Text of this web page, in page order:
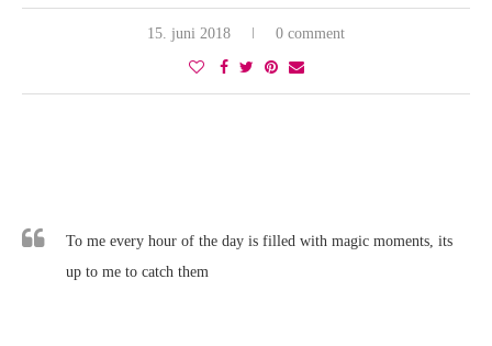
15. juni 2018 0 comment
To me every hour of the day is filled with magic moments, its
up to me to catch them